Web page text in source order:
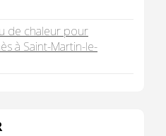
de chaleur pour
à Saint-Martin-le-